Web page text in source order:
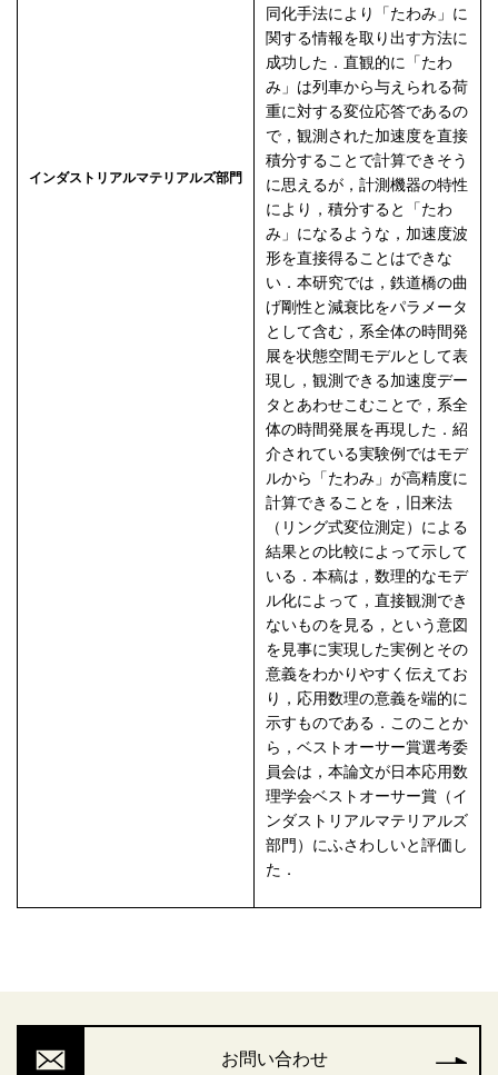
インダストリアルマテリアルズ部門
同化手法により「たわみ」に
関する情報を取り出す方法に
成功した．直観的に「たわ
み」は列車から与えられる荷
重に対する変位応答であるの
で，観測された加速度を直接
積分することで計算できそう
に思えるが，計測機器の特性
により，積分すると「たわ
み」になるような，加速度波
形を直接得ることはできな
い．本研究では，鉄道橋の曲
げ剛性と減衰比をパラメータ
として含む，系全体の時間発
展を状態空間モデルとして表
現し，観測できる加速度デー
タとあわせこむことで，系全
体の時間発展を再現した．紹
介されている実験例ではモデ
ルから「たわみ」が高精度に
計算できることを，旧来法
（リング式変位測定）による
結果との比較によって示して
いる．本稿は，数理的なモデ
ル化によって，直接観測でき
ないものを見る，という意図
を見事に実現した実例とその
意義をわかりやすく伝えてお
り，応用数理の意義を端的に
示すものである．このことか
ら，ベストオーサー賞選考委
員会は，本論文が日本応用数
理学会ベストオーサー賞（イ
ンダストリアルマテリアルズ
部門）にふさわしいと評価し
た．
お問い合わせ